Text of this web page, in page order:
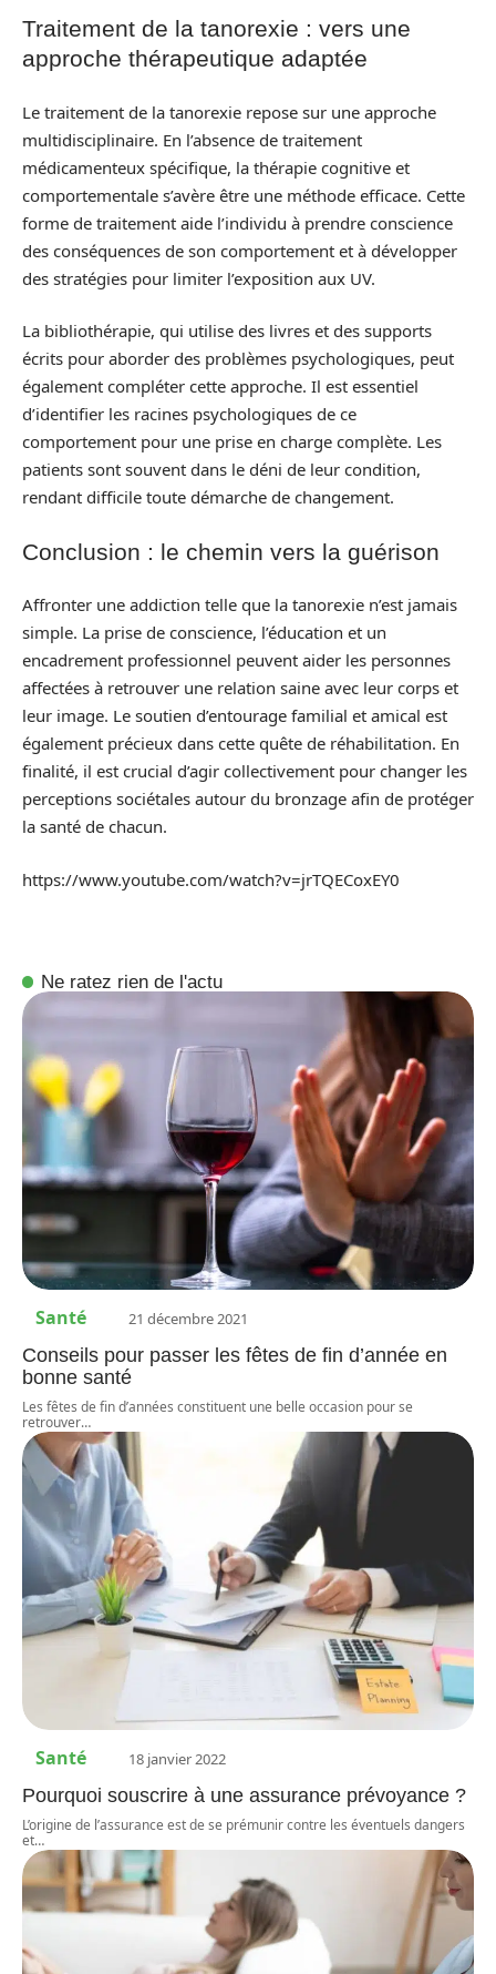
Traitement de la tanorexie : vers une
approche thérapeutique adaptée
Le traitement de la tanorexie repose sur une approche
multidisciplinaire. En l’absence de traitement
médicamenteux spécifique, la thérapie cognitive et
comportementale s’avère être une méthode efficace. Cette
forme de traitement aide l’individu à prendre conscience
des conséquences de son comportement et à développer
des stratégies pour limiter l’exposition aux UV.
La bibliothérapie, qui utilise des livres et des supports
écrits pour aborder des problèmes psychologiques, peut
également compléter cette approche. Il est essentiel
d’identifier les racines psychologiques de ce
comportement pour une prise en charge complète. Les
patients sont souvent dans le déni de leur condition,
rendant difficile toute démarche de changement.
Conclusion : le chemin vers la guérison
Affronter une addiction telle que la tanorexie n’est jamais
simple. La prise de conscience, l’éducation et un
encadrement professionnel peuvent aider les personnes
affectées à retrouver une relation saine avec leur corps et
leur image. Le soutien d’entourage familial et amical est
également précieux dans cette quête de réhabilitation. En
finalité, il est crucial d’agir collectivement pour changer les
perceptions sociétales autour du bronzage afin de protéger
la santé de chacun.
https://www.youtube.com/watch?v=jrTQECoxEY0
Ne ratez rien de l'actu
Santé 21 décembre 2021
Conseils pour passer les fêtes de fin d’année en
bonne santé
Les fêtes de fin d’années constituent une belle occasion pour se
retrouver…
Santé 18 janvier 2022
Pourquoi souscrire à une assurance prévoyance ?
L’origine de l’assurance est de se prémunir contre les éventuels dangers
et…